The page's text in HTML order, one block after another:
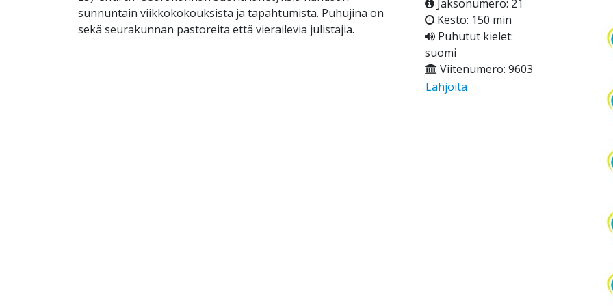
sunnuntain viikkokokouksista ja tapahtumista. Puhujina on
sekä seurakunnan pastoreita että vierailevia julistajia.
Jaksonumero: 21
Kesto: 150 min
Puhutut kielet:
suomi
Viitenumero: 9603
Lahjoita